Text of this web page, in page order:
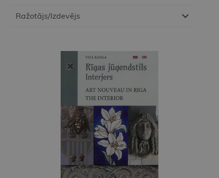
Ražotājs/Izdevējs